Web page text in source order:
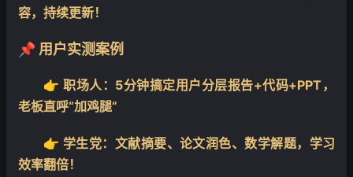
容，持续更新！
📌 用户实测案例
👉职场人 ：5分钟搞定用户分层报告+代码+PPT，
老板直呼“加鸡腿”
👉 学生党：文献摘要、论文润色、数学解题，学习
效率翻倍！